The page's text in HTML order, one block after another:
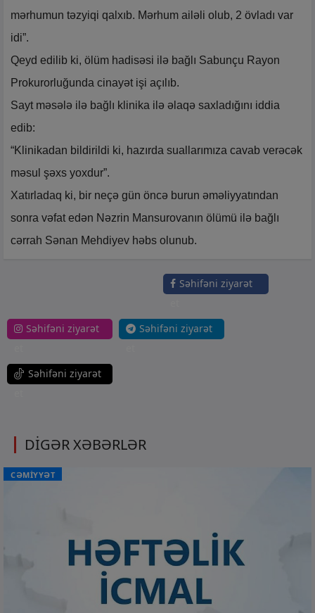
mərhumun təzyiqi qalxıb. Mərhum ailəli olub, 2 övladı var
idi”.
Qeyd edilib ki, ölüm hadisəsi ilə bağlı Sabunçu Rayon
Prokurorluğunda cinayət işi açılıb.
Sayt məsələ ilə bağlı klinika ilə əlaqə saxladığını iddia
edib:
“Klinikadan bildirildi ki, hazırda suallarımıza cavab verəcək
məsul şəxs yoxdur”.
Xatırladaq ki, bir neçə gün öncə burun əməliyyatından
sonra vəfat edən Nəzrin Mansurovanın ölümü ilə bağlı
cərrah Sənan Mehdiyev həbs olunub.
Səhifəni ziyarət
Səhifəni ziyarət
Səhifəni ziyarət
Səhifəni ziyarət
DİGƏR XƏBƏRLƏR
CƏMİYYƏT